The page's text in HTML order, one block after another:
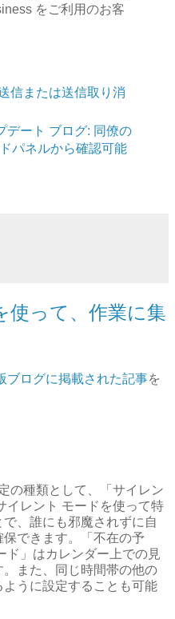
をご利用のお客
信または送信取り消
デート ブログ: 同僚の
パネルから確認可能
使って、作業に集
ブログに掲載された記事を
の種類として、「サイレン
イレント モードを使って特
、誰にも邪魔されずに自
できます。「不在の予
ド」はカレンダー上での見
また、同じ時間帯の他の
うに設定することも可能